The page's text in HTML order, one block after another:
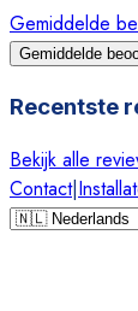
Gemiddelde
Gemiddelde
Recentste
Bekijk alle
Contact|